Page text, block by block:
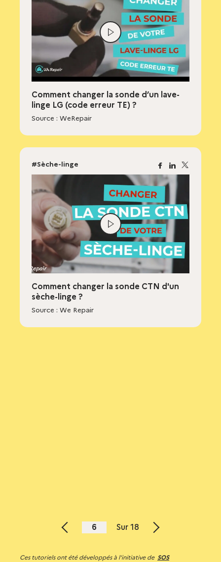
Comment changer la sonde d’un lave-
linge LG (code erreur TE) ?
Source : WeRepair
Lire
la
vidéo
Comment changer la sonde CTN d'un
sèche-linge ?
Source : We Repair
#Sèche-linge Facebook
Linkedin
X
Lire
la
vidéo
Page
6 Sur 18
Page
Ces tutoriels ont été développés à l’initiative de SOS